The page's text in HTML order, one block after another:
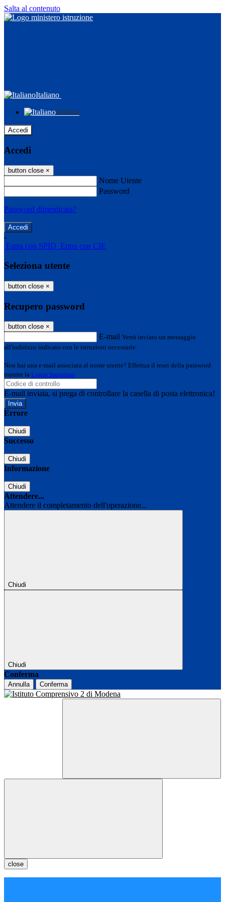
Salta al contenuto
Italiano
Italiano
Accedi
Accedi
button close ×
Nome Utente
Password
Password dimenticata?
-
Entra con SPID Entra con CIE
Seleziona utente
button close ×
Recupero password
button close ×
E-mail Verrà inviato un messaggio
all'indirizzo indicato con le istruzioni necessarie.
Non hai una e-mail associata al nome utente? Effettua il reset della password
tramite la Login Spaggiari
E-mail inviata, si prega di controllare la casella di posta elettronica!
Errore
Chiudi
Successo
Chiudi
Informazione
Chiudi
Attendere...
Attendere il completamento dell'operazione...
Chiudi
Chiudi
Conferma
Annulla Conferma
close